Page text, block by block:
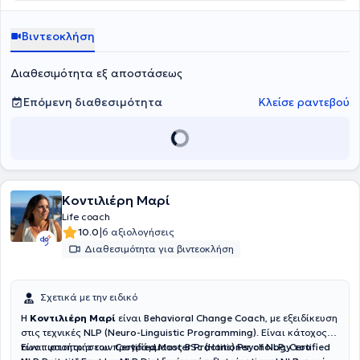
πρακτικά εργαλεία που εφαρμόζονται άμεσα στην καθημερινή
εργασία, στις συεργασίες και στις επαγγελματικές σχέσεις.
Βιντεοκλήση
Διαθεσιμότητα εξ αποστάσεως
Επόμενη διαθεσιμότητα
Κλείσε ραντεβού
Κοντιλιέρη Μαρί
Life coach
10.0|6 αξιολογήσεις
Διαθεσιμότητα για βιντεοκλήση
Σχετικά με την ειδικό
Η Κοντιλιέρη Μαρί είναι Behavioral Change Coach, με εξειδίκευση
στις τεχνικές NLP (Neuro-Linguistic Programming). Είναι κάτοχος
των πιστοποιήσεωνCertified Master Practitioner of NLP,Certified
Είναι φοιτήτρια του προγράμματοςBSc (Hons) Psychology του